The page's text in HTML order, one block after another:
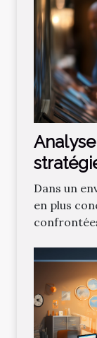
Dans un
en plus